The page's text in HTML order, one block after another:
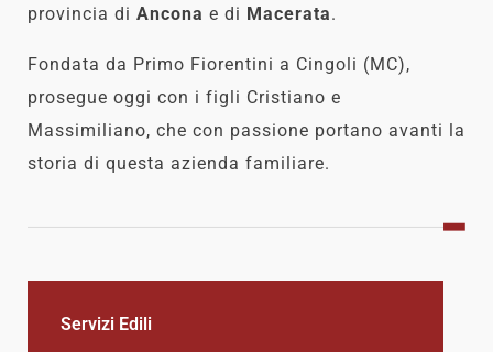
provincia di Ancona e di Macerata.
Fondata da Primo Fiorentini a Cingoli (MC),
prosegue oggi con i figli Cristiano e
Massimiliano, che con passione portano avanti la
storia di questa azienda familiare.
Servizi Edili